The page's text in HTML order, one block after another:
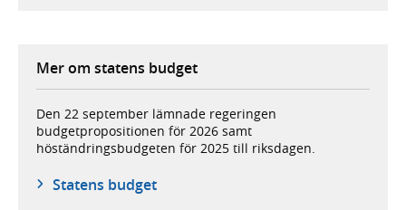
Mer om statens budget
Den 22 september lämnade regeringen
budgetpropositionen för 2026 samt
höständringsbudgeten för 2025 till riksdagen.
Statens budget